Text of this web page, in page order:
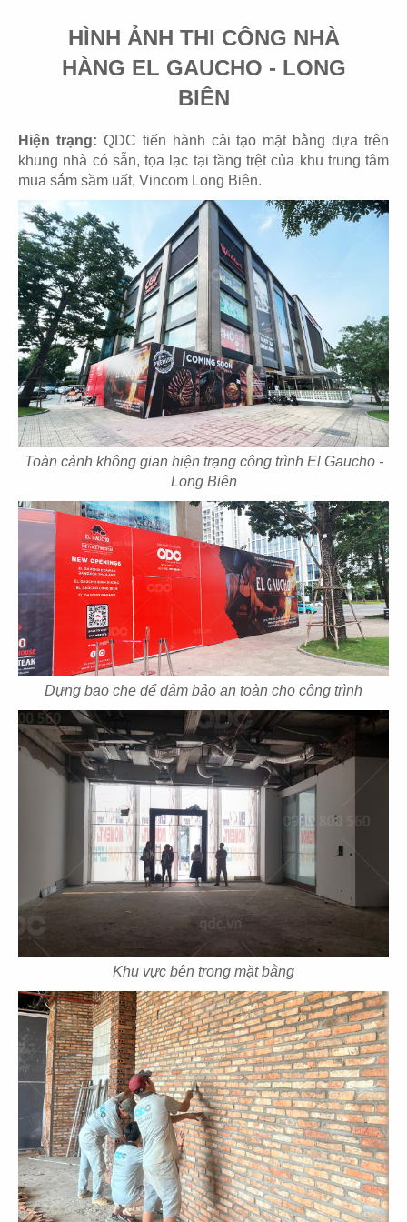
HÌNH ẢNH THI CÔNG NHÀ
HÀNG EL GAUCHO - LONG
BIÊN
Hiện trạng: QDC tiến hành cải tạo mặt bằng dựa trên
khung nhà có sẵn, tọa lạc tại tầng trệt của khu trung tâm
mua sắm sầm uất, Vincom Long Biên.
Toàn cảnh không gian hiện trạng công trình El Gaucho -
Long Biên
Dựng bao che để đảm bảo an toàn cho công trình
Khu vực bên trong mặt bằng
TAKO
Văn phòng
IMV
Văn phòng
37
WRAPIOUS
Văn phòng
38
BEL OFFICE
Văn phòng
ELMICH OFFICE
Văn phòng
40
TANABE
Văn phòng
41
SƠN HƯNG
Văn phòng
42
VINFAST
Showroom xe hơi
Showroom xe hơi
44
NPJ 1
Showroom kim cương
45
NPJ 2
Showroom kim cương
46
VĨNH CARA
Showroom kim cương
47 48